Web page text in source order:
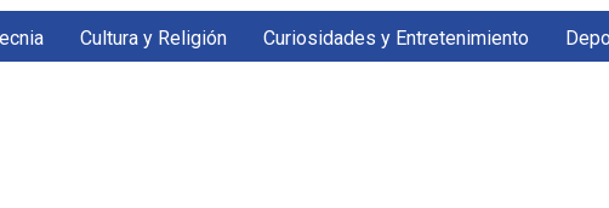
Cultura y Religión Curiosidades y Entretenimiento